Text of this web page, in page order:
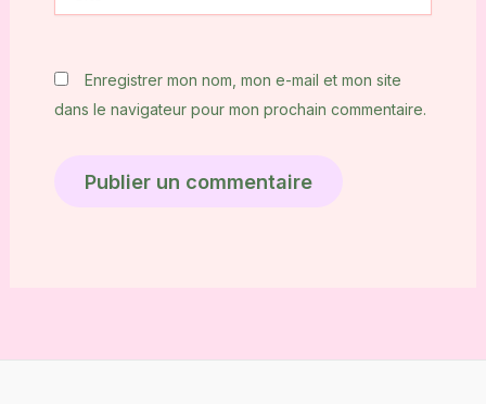
Enregistrer mon nom, mon e-mail et mon site
dans le navigateur pour mon prochain commentaire.